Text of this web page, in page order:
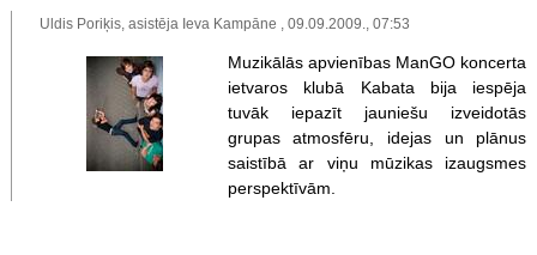
Uldis Poriķis, asistēja Ieva Kampāne , 09.09.2009., 07:53
Muzikālās apvienības ManGO koncerta
ietvaros klubā Kabata bija iespēja
tuvāk iepazīt jauniešu izveidotās
grupas atmosfēru, idejas un plānus
saistībā ar viņu mūzikas izaugsmes
perspektīvām.